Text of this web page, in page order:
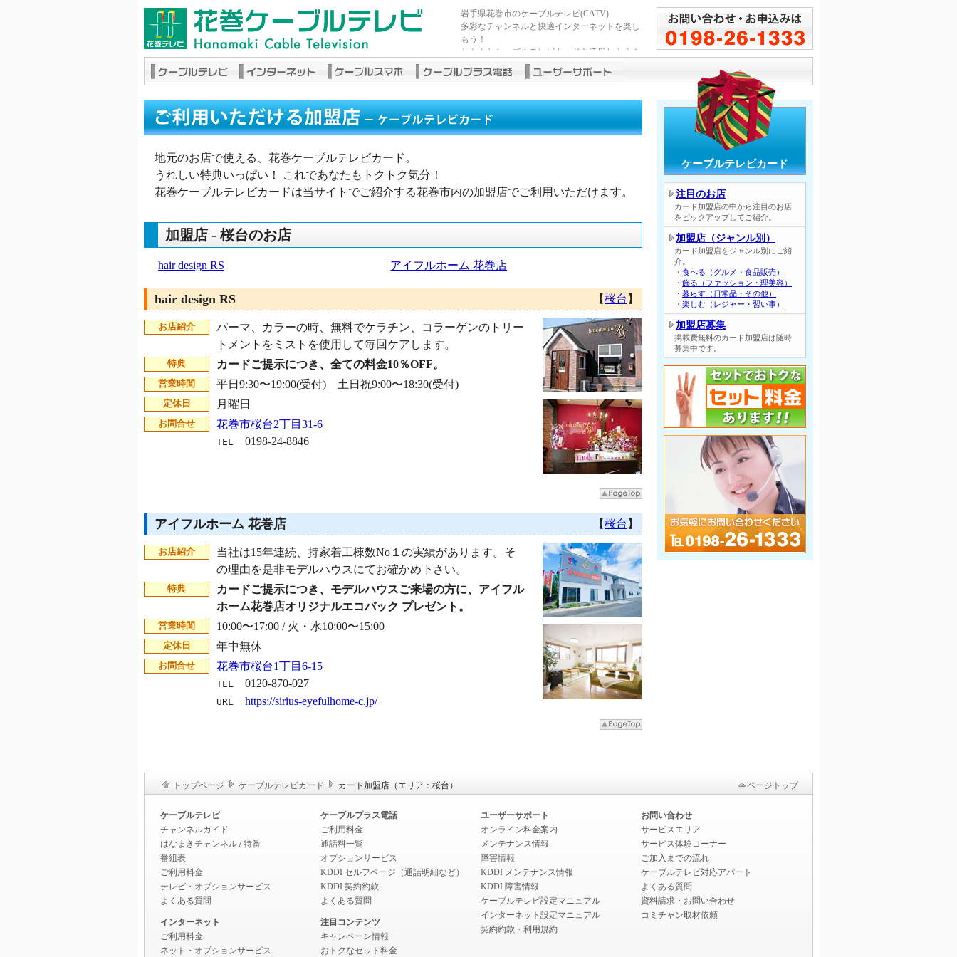
岩手県花巻市のケーブルテレビ(CATV)
多彩なチャンネルと快適インターネットを楽し
もう！
おトクなケーブルテレビカードを活用しよう！
地元のお店で使える、花巻ケーブルテレビカード。
うれしい特典いっぱい！ これであなたもトクトク気分！
花巻ケーブルテレビカードは当サイトでご紹介する花巻市内の加盟店でご利用いただけます。
加盟店 - 桜台のお店
hair design RS アイフルホーム 花巻店
hair design RS 【桜台 】
お店紹介
パーマ、カラーの時、無料でケラチン、コラーゲンのトリー
トメントをミストを使用して毎回ケアします。
特典 カードご提示につき、全ての料金10％OFF。
営業時間 平日9:30〜19:00(受付) 土日祝9:00〜18:30(受付)
定休日 月曜日
お問合せ 花巻市桜台2丁目31-6
TEL 0198-24-8846
アイフルホーム 花巻店 【桜台 】
お店紹介
当社は15年連続、持家着工棟数No１の実績があります。そ
の理由を是非モデルハウスにてお確かめ下さい。
特典
カードご提示につき、モデルハウスご来場の方に、アイフル
ホーム花巻店オリジナルエコバック プレゼント。
営業時間 10:00〜17:00 / 火・水10:00〜15:00
定休日 年中無休
お問合せ 花巻市桜台1丁目6-15
TEL 0120-870-027
URL https://sirius-eyefulhome-c.jp/
ケーブルテレビカード
注目のお店
カード加盟店の中から注目のお店
をピックアップしてご紹介。
加盟店（ジャンル別）
カード加盟店をジャンル別にご紹
介。
・ 食べる（グルメ・食品販売）
・ 飾る（ファッション・理美容）
・ 暮らす（日常品・その他）
・ 楽しむ（レジャー・習い事）
加盟店募集
掲載費無料のカード加盟店は随時
募集中です。
トップページ ケーブルテレビカード カード加盟店（エリア：桜台） ページトップ
ケーブルテレビ
チャンネルガイド
はなまきチャンネル /特番
番組表
ご利用料金
テレビ・オプションサービス
よくある質問
インターネット
ご利用料金
ネット・オプションサービス
ケーブルプラス電話
ご利用料金
通話料一覧
オプションサービス
KDDI セルフページ（通話明細など）
KDDI 契約約款
よくある質問
注目コンテンツ
キャンペーン情報
おトクなセット料金
ユーザーサポート
オンライン料金案内
メンテナンス情報
障害情報
KDDI メンテナンス情報
KDDI 障害情報
ケーブルテレビ設定マニュアル
インターネット設定マニュアル
契約約款・利用規約
お問い合わせ
サービスエリア
サービス体験コーナー
ご加入までの流れ
ケーブルテレビ対応アパート
よくある質問
資料請求・お問い合わせ
コミチャン取材依頼